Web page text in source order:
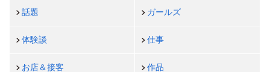
話題 ガールズ
体験談 仕事
お店＆接客 作品